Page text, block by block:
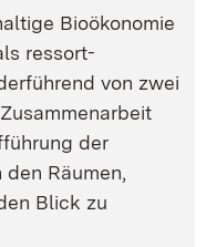
Bioökonomie
ressort-
von zwei
der
Räumen,
Blick zu